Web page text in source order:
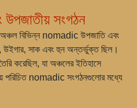
সংগঠন
বিভিন্ন nomadic উপজাতি এবং
উইগার, সাক এবং হুন অন্তর্ভুক্ত ছিল।
করেছিল, যা অঞ্চলের ইতিহাসে
পরিচিত nomadic সংগঠনগুলোর মধ্যে